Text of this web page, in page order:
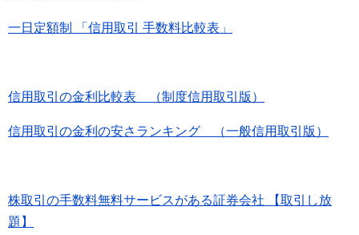
一日定額制 「信用取引 手数料比較表」
信用取引の金利比較表 （制度信用取引版）
信用取引の金利の安さランキング （一般信用取引版）
株取引の手数料無料サービスがある証券会社 【取引し放
題】